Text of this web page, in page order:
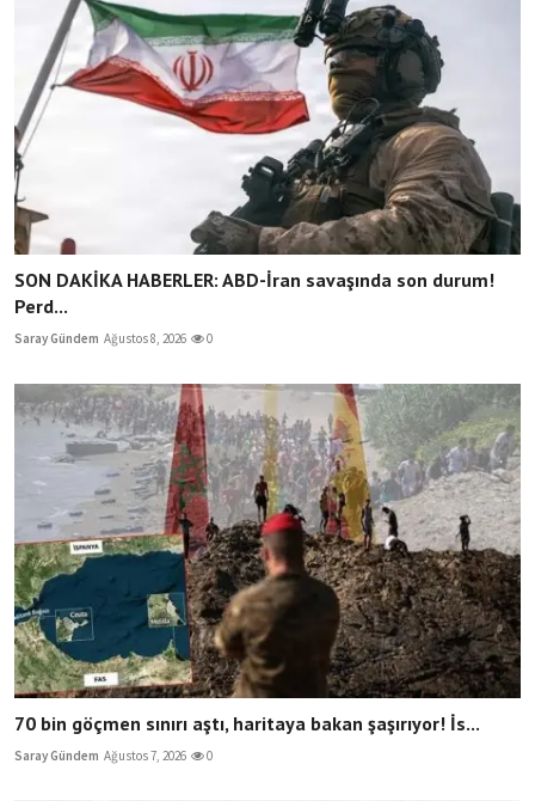
SON DAKİKA HABERLER: ABD-İran savaşında son durum!
Perd...
Saray Gündem Ağustos 8, 2026 0
70 bin göçmen sınırı aştı, haritaya bakan şaşırıyor! İs...
Saray Gündem Ağustos 7, 2026 0